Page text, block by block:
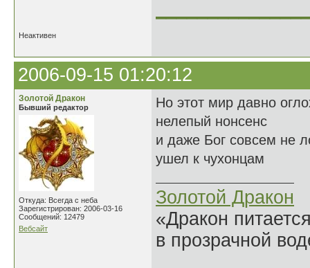
Неактивен
2006-09-15 01:20:12
Золотой Дракон
Бывший редактор
Откуда: Всегда с неба
Зарегистрирован: 2006-03-16
Сообщений: 12479
Вебсайт
Но этот мир давно
нелепый нонсенс
и даже Бог совсем не
ушел к чухонцам
Золотой Дракон
«Дракон
в прозрачной